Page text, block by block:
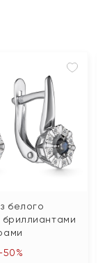
белого
бриллиантами
50%